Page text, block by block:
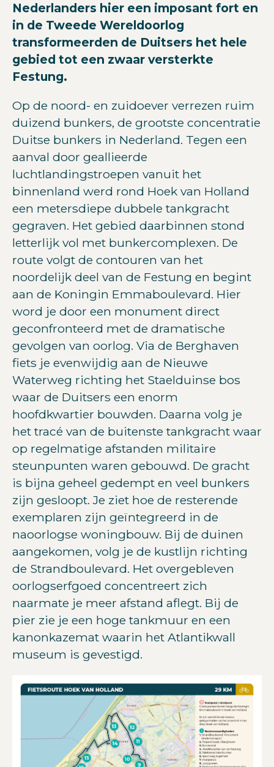
Nederlanders hier een imposant fort en
in de Tweede Wereldoorlog
transformeerden de Duitsers het hele
gebied tot een zwaar versterkte
Festung.
Op de noord- en zuidoever verrezen ruim
duizend bunkers, de grootste concentratie
Duitse bunkers in Nederland. Tegen een
aanval door geallieerde
luchtlandingstroepen vanuit het
binnenland werd rond Hoek van Holland
een metersdiepe dubbele tankgracht
gegraven. Het gebied daarbinnen stond
letterlijk vol met bunkercomplexen. De
route volgt de contouren van het
noordelijk deel van de Festung en begint
aan de Koningin Emmaboulevard. Hier
word je door een monument direct
geconfronteerd met de dramatische
gevolgen van oorlog. Via de Berghaven
fiets je evenwijdig aan de Nieuwe
Waterweg richting het Staelduinse bos
waar de Duitsers een enorm
hoofdkwartier bouwden. Daarna volg je
het tracé van de buitenste tankgracht waar
op regelmatige afstanden militaire
steunpunten waren gebouwd. De gracht
is bijna geheel gedempt en veel bunkers
zijn gesloopt. Je ziet hoe de resterende
exemplaren zijn geïntegreerd in de
naoorlogse woningbouw. Bij de duinen
aangekomen, volg je de kustlijn richting
de Strandboulevard. Het overgebleven
oorlogserfgoed concentreert zich
naarmate je meer afstand aflegt. Bij de
pier zie je een hoge tankmuur en een
kanonkazemat waarin het Atlantikwall
museum is gevestigd.